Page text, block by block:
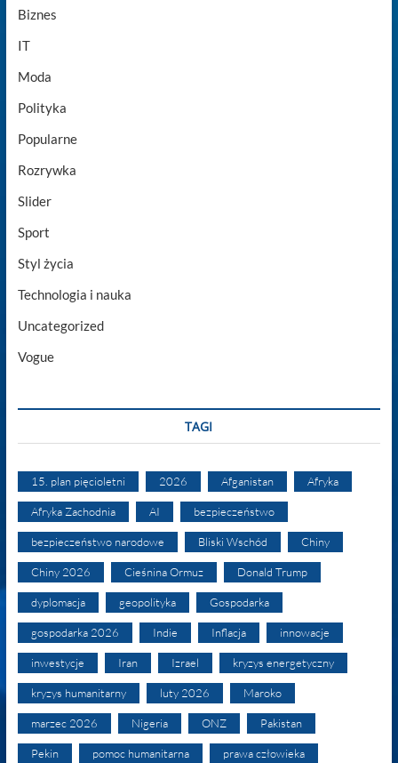
Biznes
IT
Moda
Polityka
Popularne
Rozrywka
Slider
Sport
Styl życia
Technologia i nauka
Uncategorized
Vogue
TAGI
15. plan pięcioletni 2026 Afganistan Afryka
Afryka Zachodnia AI bezpieczeństwo
bezpieczeństwo narodowe Bliski Wschód Chiny
Chiny 2026 Cieśnina Ormuz Donald Trump
dyplomacja geopolityka Gospodarka
gospodarka 2026 Indie Inflacja innowacje
inwestycje Iran Izrael kryzys energetyczny
kryzys humanitarny luty 2026 Maroko
marzec 2026 Nigeria ONZ Pakistan
Pekin pomoc humanitarna prawa człowieka